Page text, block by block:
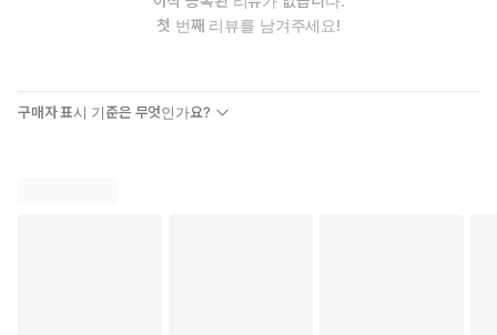
첫 번째 리뷰를 남겨주세요!
구매자 표시 기준은 무엇인가요?